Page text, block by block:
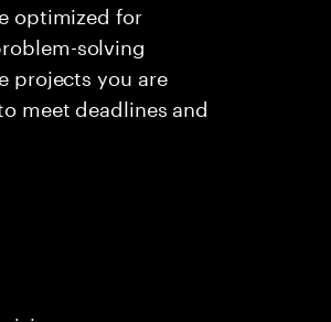
optimized for
solving
projects you are
meet deadlines and